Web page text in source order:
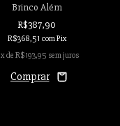
Brinco Além
R$387,90
R$368,51 comPix
x de R$193,95 sem juros